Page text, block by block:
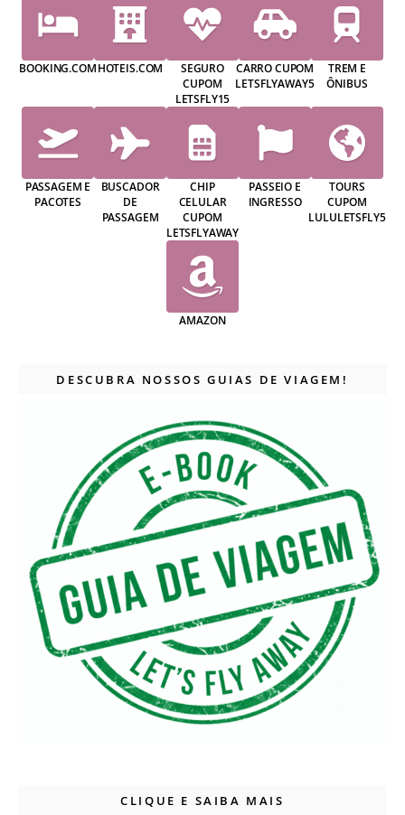
BOOKING.COMHOTEIS.COM
SEGURO
CUPOM
LETSFLY15
CARRO CUPOM
LETSFLYAWAY5
TREM E
ÔNIBUS
PASSAGEM E
PACOTES
BUSCADOR
DE
PASSAGEM
CHIP
CELULAR
CUPOM
LETSFLYAWAY
PASSEIO E
INGRESSO
TOURS
CUPOM
LULULETSFLY5
AMAZON
DESCUBRA NOSSOS GUIAS DE VIAGEM!
CLIQUE E SAIBA MAIS